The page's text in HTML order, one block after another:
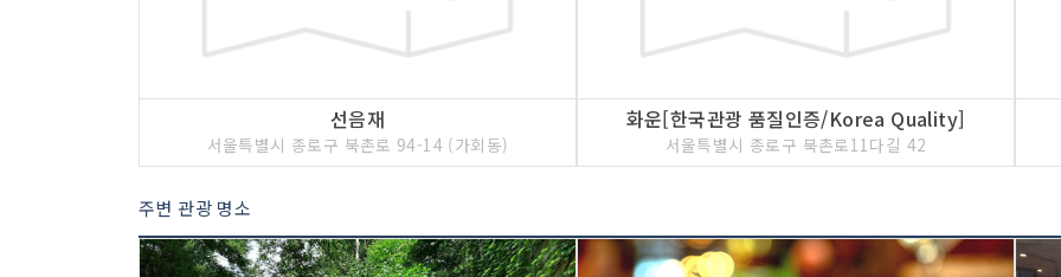
선음재
서울특별시 종로구 북촌로 94-14 (가회동)
화운[한국관광 품질인증/Korea Quality]
서울특별시 종로구 북촌로11다길 42
주변 관광 명소